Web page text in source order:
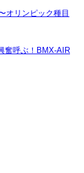
オリンピック種目
奮呼ぶ！BMX-AIR